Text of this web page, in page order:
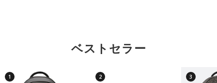
ベストセラー
1 2 3